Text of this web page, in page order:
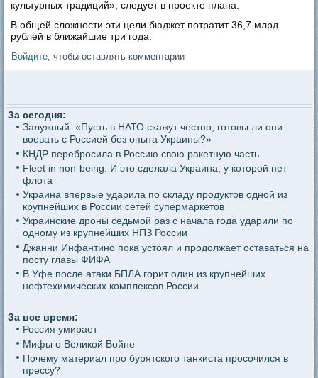
культурных традиций», следует в проекте плана.
В общей сложности эти цели бюджет потратит 36,7 млрд
рублей в ближайшие три года.
Войдите, чтобы оставлять комментарии
За сегодня:
Залужный: «Пусть в НАТО скажут честно, готовы ли они
воевать с Россией без опыта Украины?»
КНДР перебросила в Россию свою ракетную часть
Fleet in non-being. И это сделала Украина, у которой нет
флота
Украина впервые ударила по складу продуктов одной из
крупнейших в России сетей супермаркетов
Украинские дроны седьмой раз с начала года ударили по
одному из крупнейших НПЗ России
Джанни Инфантино пока устоял и продолжает оставаться на
посту главы ФИФА
В Уфе после атаки БПЛА горит один из крупнейших
нефтехимических комплексов России
За все время:
Россия умирает
Мифы о Великой Войне
Почему материал про бурятского танкиста просочился в
прессу?